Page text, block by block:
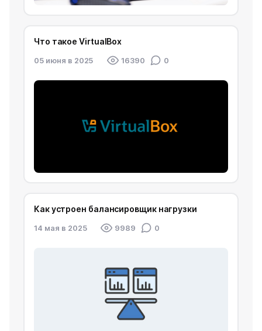
Что такое VirtualBox
05 июня в 2025 16390 0
Как устроен балансировщик нагрузки
14 мая в 2025 9989 0